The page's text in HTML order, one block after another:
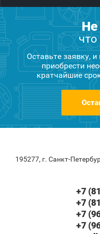
Не
что
Оставьте заявку,
приобрести
кратчайшие
195277, г. Санкт-
+7
+7
+7
+7